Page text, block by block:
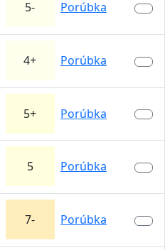
5- Porúbka
4+ Porúbka
5+ Porúbka
5 Porúbka
7- Porúbka